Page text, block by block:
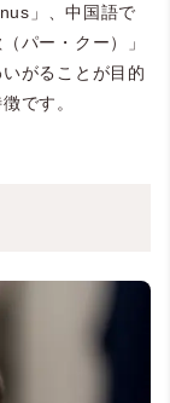
」、中国語で
パー・クー）」
がることが目的
です。